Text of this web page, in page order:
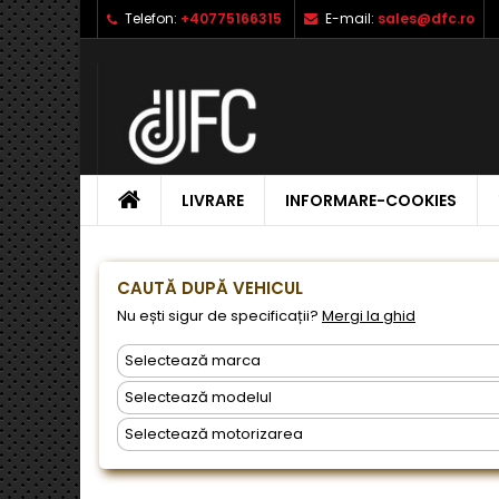
Telefon: +40775166315 E-mail: sales@dfc.ro
ACASALIVRARE INFORMARE-COOKIES
CAUTĂ DUPĂ VEHICUL
Nu ești sigur de specificații? Mergi la ghid